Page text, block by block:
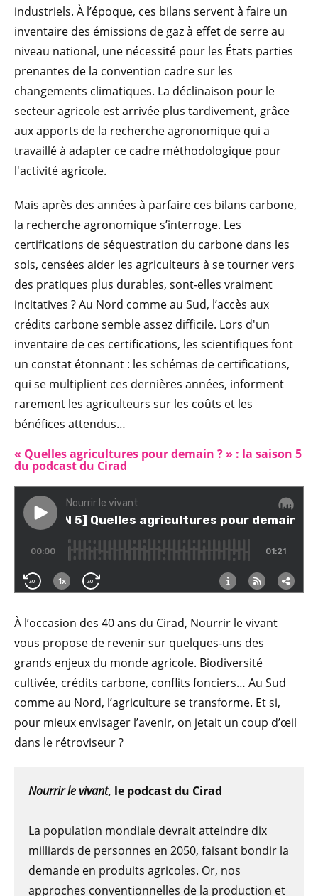
industriels. À l’époque, ces bilans servent à faire un
inventaire des émissions de gaz à effet de serre au
niveau national, une nécessité pour les États parties
prenantes de la convention cadre sur les
changements climatiques. La déclinaison pour le
secteur agricole est arrivée plus tardivement, grâce
aux apports de la recherche agronomique qui a
travaillé à adapter ce cadre méthodologique pour
l'activité agricole.
Mais après des années à parfaire ces bilans carbone,
la recherche agronomique s’interroge. Les
certifications de séquestration du carbone dans les
sols, censées aider les agriculteurs à se tourner vers
des pratiques plus durables, sont-elles vraiment
incitatives ? Au Nord comme au Sud, l’accès aux
crédits carbone semble assez difficile. Lors d'un
inventaire de ces certifications, les scientifiques font
un constat étonnant : les schémas de certifications,
qui se multiplient ces dernières années, informent
rarement les agriculteurs sur les coûts et les
bénéfices attendus…
« Quelles agricultures pour demain ? » : la saison 5
du podcast du Cirad
À l’occasion des 40 ans du Cirad, Nourrir le vivant
vous propose de revenir sur quelques-uns des
grands enjeux du monde agricole. Biodiversité
cultivée, crédits carbone, conflits fonciers… Au Sud
comme au Nord, l’agriculture se transforme. Et si,
pour mieux envisager l’avenir, on jetait un coup d’œil
dans le rétroviseur ?
Nourrir le vivant, le podcast du Cirad
La population mondiale devrait atteindre dix
milliards de personnes en 2050, faisant bondir la
demande en produits agricoles. Or, nos
approches conventionnelles de la production et